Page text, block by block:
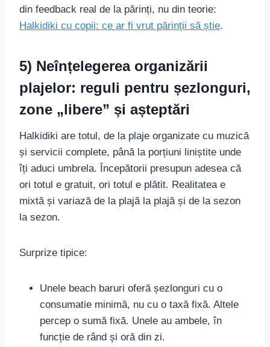
din feedback real de la părinți, nu din teorie:
Halkidiki cu copii: ce ar fi vrut părinții să știe.
5) Neînțelegerea organizării
plajelor: reguli pentru șezlonguri,
zone „libere” și așteptări
Halkidiki are totul, de la plaje organizate cu muzică
și servicii complete, până la porțiuni liniștite unde
îți aduci umbrela. Începătorii presupun adesea că
ori totul e gratuit, ori totul e plătit. Realitatea e
mixtă și variază de la plajă la plajă și de la sezon
la sezon.
Surprize tipice:
Unele beach baruri oferă șezlonguri cu o
consumatie minimă, nu cu o taxă fixă. Altele
percep o sumă fixă. Unele au ambele, în
funcție de rând și oră din zi.